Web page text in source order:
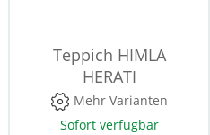
Teppich HIMLA
HERATI
Mehr Varianten
Sofort verfügbar